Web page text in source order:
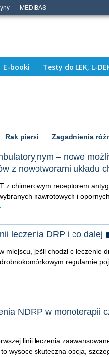
MEDIBAS
E-booki Testy do LEK, L-
Rak piersi Zagadnienia
– nowe
z nowotworami układu
z chimerowym receptorem
nawrotowych i
leczenia DRP i co dalej
miejscu, jeśli chodzi o leczenie
regularnie
NDRP w monoterapii
linii leczenia
wysoce skuteczna opcja,